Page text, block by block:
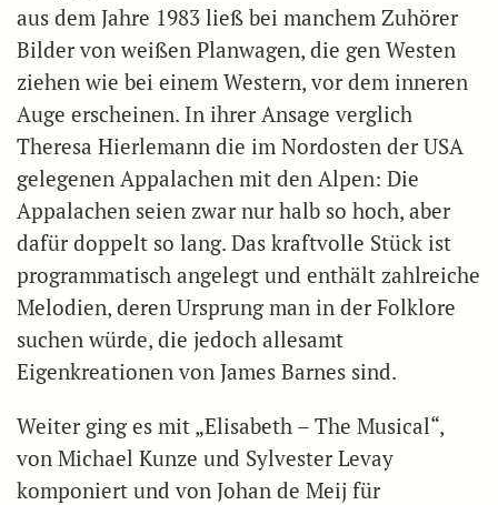
aus dem Jahre 1983 ließ bei manchem Zuhörer
Bilder von weißen Planwagen, die gen Westen
ziehen wie bei einem Western, vor dem inneren
Auge erscheinen. In ihrer Ansage verglich
Theresa Hierlemann die im Nordosten der USA
gelegenen Appalachen mit den Alpen: Die
Appalachen seien zwar nur halb so hoch, aber
dafür doppelt so lang. Das kraftvolle Stück ist
programmatisch angelegt und enthält zahlreiche
Melodien, deren Ursprung man in der Folklore
suchen würde, die jedoch allesamt
Eigenkreationen von James Barnes sind.
Weiter ging es mit „Elisabeth – The Musical“,
von Michael Kunze und Sylvester Levay
komponiert und von Johan de Meij für